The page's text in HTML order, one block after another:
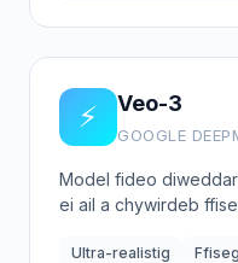
⚡ Veo-3
GOOGLE
Model fideo
ei ail a chywirdeb
Ultra-realistig